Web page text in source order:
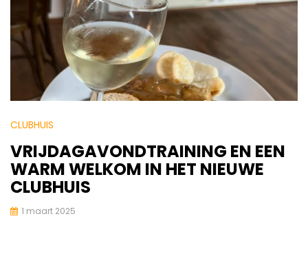
CLUBHUIS
VRIJDAGAVONDTRAINING EN EEN
WARM WELKOM IN HET NIEUWE
CLUBHUIS
1 maart 2025